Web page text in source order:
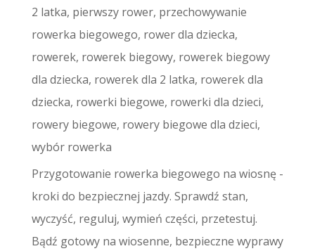
2 latka, pierwszy rower, przechowywanie
rowerka biegowego, rower dla dziecka,
rowerek, rowerek biegowy, rowerek biegowy
dla dziecka, rowerek dla 2 latka, rowerek dla
dziecka, rowerki biegowe, rowerki dla dzieci,
rowery biegowe, rowery biegowe dla dzieci,
wybór rowerka
Przygotowanie rowerka biegowego na wiosnę -
kroki do bezpiecznej jazdy. Sprawdź stan,
wyczyść, reguluj, wymień części, przetestuj.
Bądź gotowy na wiosenne, bezpieczne wyprawy